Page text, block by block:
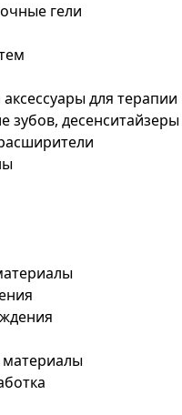
гели
для терапии
зубов, десенситайзеры